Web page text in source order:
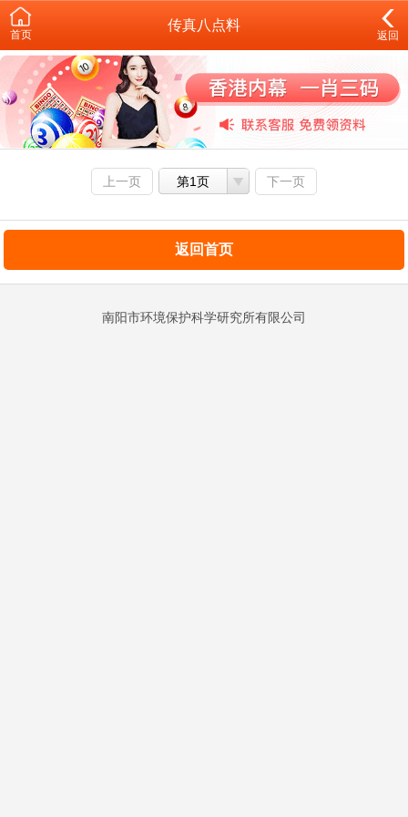
首页
传真八点料
返回
上一页 第1页 下一页
返回首页
南阳市环境保护科学研究所有限公司